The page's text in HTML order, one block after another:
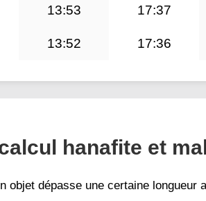
13:53 17:37
13:52 17:36
hanafite et
objet dépasse une certaine